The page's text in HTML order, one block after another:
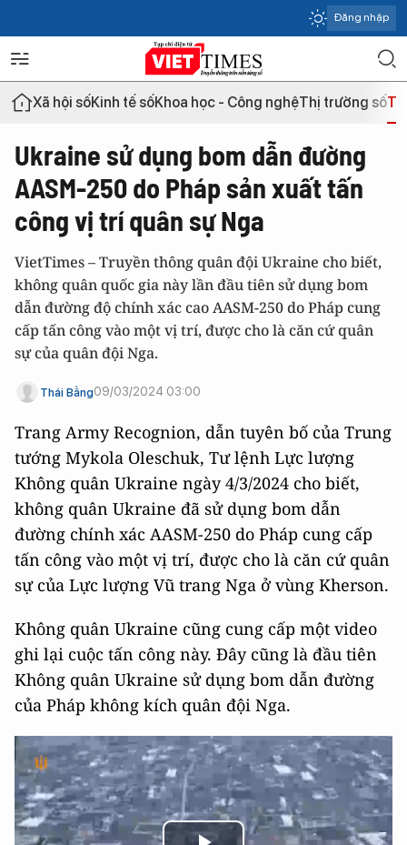
Đăng nhập
Xã hội sốKinh tế sốKhoa học - Công nghệThị trường số
Ukraine sử dụng bom dẫn đường
AASM-250 do Pháp sản xuất tấn
công vị trí quân sự Nga
VietTimes – Truyền thông quân đội Ukraine cho biết,
không quân quốc gia này lần đầu tiên sử dụng bom
dẫn đường độ chính xác cao AASM-250 do Pháp cung
cấp tấn công vào một vị trí, được cho là căn cứ quân
sự của quân đội Nga.
Thái Bằng09/03/2024 03:00
Trang Army Recognion, dẫn tuyên bố của Trung
tướng Mykola Oleschuk, Tư lệnh Lực lượng
Không quân Ukraine ngày 4/3/2024 cho biết,
không quân Ukraine đã sử dụng bom dẫn
đường chính xác AASM-250 do Pháp cung cấp
tấn công vào một vị trí, được cho là căn cứ quân
sự của Lực lượng Vũ trang Nga ở vùng Kherson.
Không quân Ukraine cũng cung cấp một video
ghi lại cuộc tấn công này. Đây cũng là đầu tiên
Không quân Ukraine sử dụng bom dẫn đường
của Pháp không kích quân đội Nga.